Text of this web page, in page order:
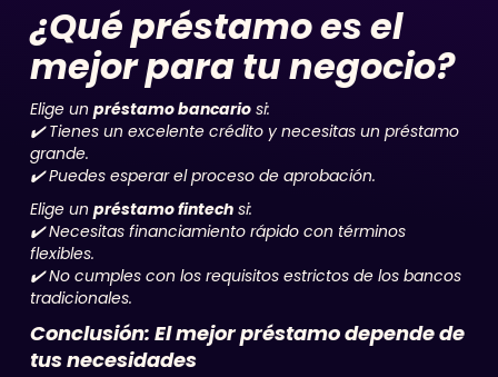
¿Qué préstamo es el
mejor para tu negocio?
Elige un préstamo bancariosi:
✔️ Tienes un excelente crédito y necesitas un préstamo
grande.
✔️ Puedes esperar el proceso de aprobación.
Elige un préstamo fintechsi:
✔️ Necesitas financiamiento rápido con términos
flexibles.
✔️ No cumples con los requisitos estrictos de los bancos
tradicionales.
Conclusión: El mejor préstamo depende de
tus necesidades